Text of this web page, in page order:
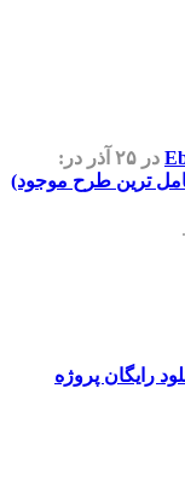
در ۲۵ آذر
در:
ترین طرح موجود)
رایگان پروژه